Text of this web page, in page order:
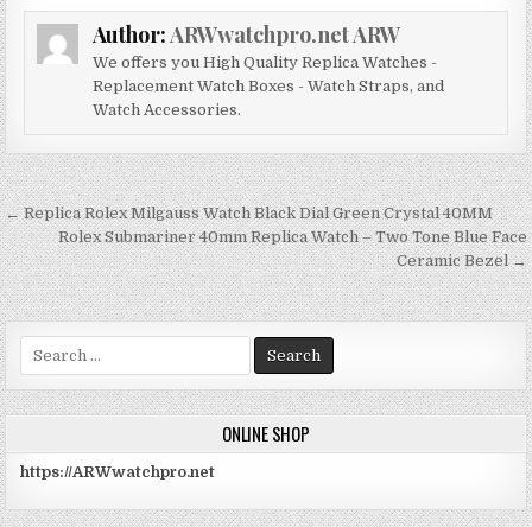
c
e
o
o
k
it
te
r
ai
l
te
re
st
k
e
dI
n
d
di
t
at
s
A
p
p
C
h
at
Author:ARWwatchpro.net ARW
We offers you High Quality Replica Watches -
Replacement Watch Boxes - Watch Straps, and
Watch Accessories.
文
章
导
航
← Replica Rolex Milgauss Watch Black Dial Green Crystal 40MM
Rolex Submariner 40mm Replica Watch – Two Tone Blue Face
Ceramic Bezel →
e
a
r
h
o
ONLINE SHOP
https://ARWwatchpro.net